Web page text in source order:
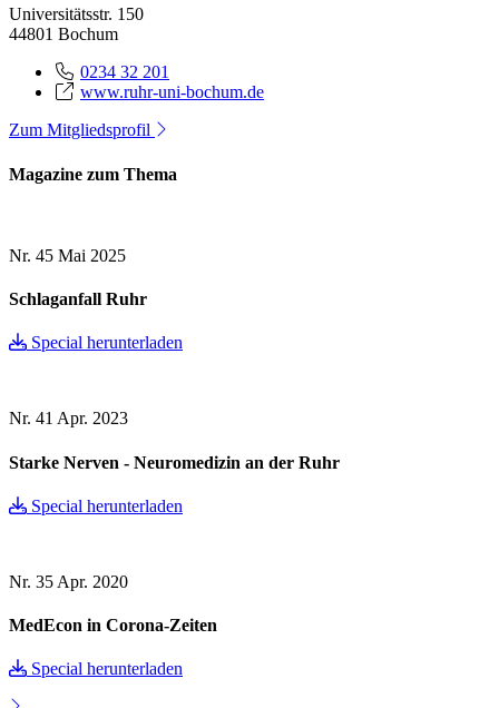
Universitätsstr. 150
44801 Bochum
0234 32 201
www.ruhr-uni-bochum.de
Zum Mitgliedsprofil
Magazine zum Thema
Nr. 45 Mai 2025
Schlaganfall Ruhr
Special herunterladen
Nr. 41 Apr. 2023
Starke Nerven - Neuromedizin an der Ruhr
Special herunterladen
Nr. 35 Apr. 2020
MedEcon in Corona-Zeiten
Special herunterladen